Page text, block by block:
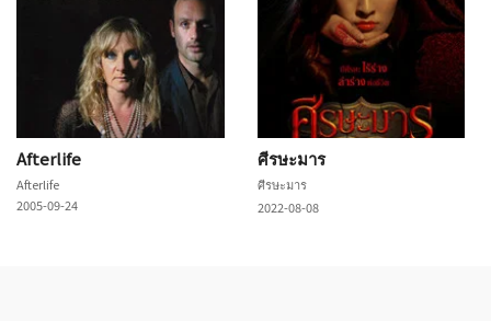
Afterlife
Afterlife
2005-09-24
ศีรษะมาร
ศีรษะมาร
2022-08-08